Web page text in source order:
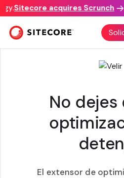
Sitecore acquires Scrunch
EXTENSOR DE
No dejes
El extensor de